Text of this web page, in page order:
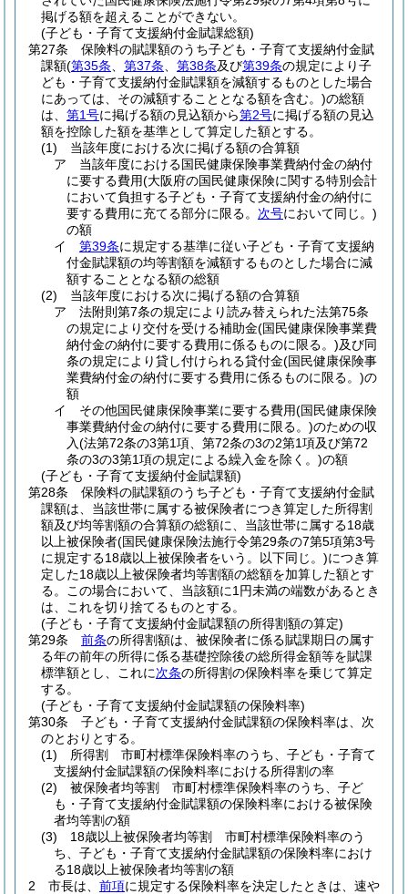
掲げる額を超えることができない。
(子ども・子育て支援納付金賦課総額)
第27条
保険料の賦課額のうち子ども・子育て支援納付金賦
課額(第35条 第37条 第38条及び第39条の規定により子
ども・子育て支援納付金賦課額を減額するものとした場合
にあっては、その減額することとなる額を含む。)の総額
は、 第1号に掲げる額の見込額から第2号に掲げる額の見込
額を控除した額を基準として算定した額とする。
(1)
当該年度における次に掲げる額の合算額
ア
当該年度における国民健康保険事業費納付金の納付
に要する費用(大阪府の国民健康保険に関する特別会計
において負担する子ども・子育て支援納付金の納付に
要する費用に充てる部分に限る。 次号において同じ。)
の額
イ
第39条に規定する基準に従い子ども・子育て支援納
付金賦課額の均等割額を減額するものとした場合に減
額することとなる額の総額
(2)
当該年度における次に掲げる額の合算額
ア
法附則第7条の規定により読み替えられた法第75条
の規定により交付を受ける補助金(国民健康保険事業費
納付金の納付に要する費用に係るものに限る。)及び同
条の規定により貸し付けられる貸付金(国民健康保険事
業費納付金の納付に要する費用に係るものに限る。)の
額
イ
その他国民健康保険事業に要する費用(国民健康保険
事業費納付金の納付に要する費用に限る。)のための収
入(法第72条の3第1項、第72条の3の2第1項及び第72
条の3の3第1項の規定による繰入金を除く。)の額
(子ども・子育て支援納付金賦課額)
第28条
保険料の賦課額のうち子ども・子育て支援納付金賦
課額は、当該世帯に属する被保険者につき算定した所得割
額及び均等割額の合算額の総額に、当該世帯に属する18歳
以上被保険者(国民健康保険法施行令第29条の7第5項第3号
に規定する18歳以上被保険者をいう。以下同じ。)につき算
定した18歳以上被保険者均等割額の総額を加算した額とす
る。
この場合において、当該額に1円未満の端数があるとき
は、これを切り捨てるものとする。
(子ども・子育て支援納付金賦課額の所得割額の算定)
第29条
前条の所得割額は、被保険者に係る賦課期日の属す
る年の前年の所得に係る基礎控除後の総所得金額等を賦課
標準額とし、これに次条の所得割の保険料率を乗じて算定
する。
(子ども・子育て支援納付金賦課額の保険料率)
第30条
子ども・子育て支援納付金賦課額の保険料率は、次
のとおりとする。
(1)
所得割 市町村標準保険料率のうち、子ども・子育て
支援納付金賦課額の保険料率における所得割の率
(2)
被保険者均等割 市町村標準保険料率のうち、子ど
も・子育て支援納付金賦課額の保険料率における被保険
者均等割の額
(3)
18歳以上被保険者均等割 市町村標準保険料率のう
ち、子ども・子育て支援納付金賦課額の保険料率におけ
る18歳以上被保険者均等割の額
2
市長は、 前項に規定する保険料率を決定したときは、速や